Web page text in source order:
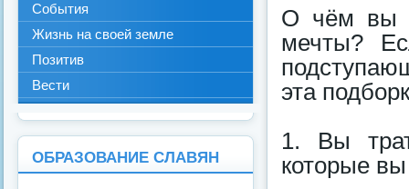
О чём вы
мечты?
эта
1. Вы
которые
События
Жизнь на своей земле
Позитив
Вести
ОБРАЗОВАНИЕ СЛАВЯН